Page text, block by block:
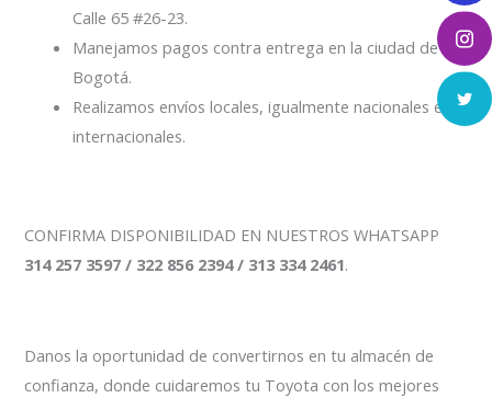
Calle 65 #26-23.
Manejamos pagos contra entrega en la ciudad de
Bogotá.
Realizamos envíos locales, igualmente nacionales e
internacionales.
CONFIRMA DISPONIBILIDAD EN NUESTROS WHATSAPP
314 257 3597 / 322 856 2394 / 313 334 2461.
Danos la oportunidad de convertirnos en tu almacén de
confianza, donde cuidaremos tu Toyota con los mejores